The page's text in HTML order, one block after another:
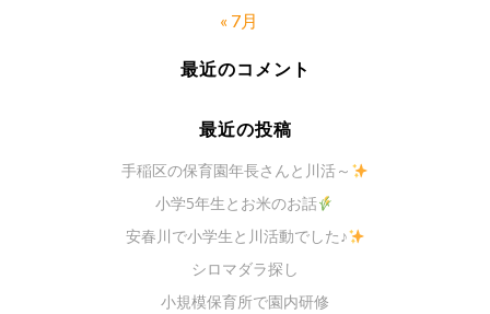
« 7月
最近のコメント
最近の投稿
手稲区の保育園年長さんと川活～
小学5年生とお米のお話
安春川で小学生と川活動でした♪
シロマダラ探し
小規模保育所で園内研修